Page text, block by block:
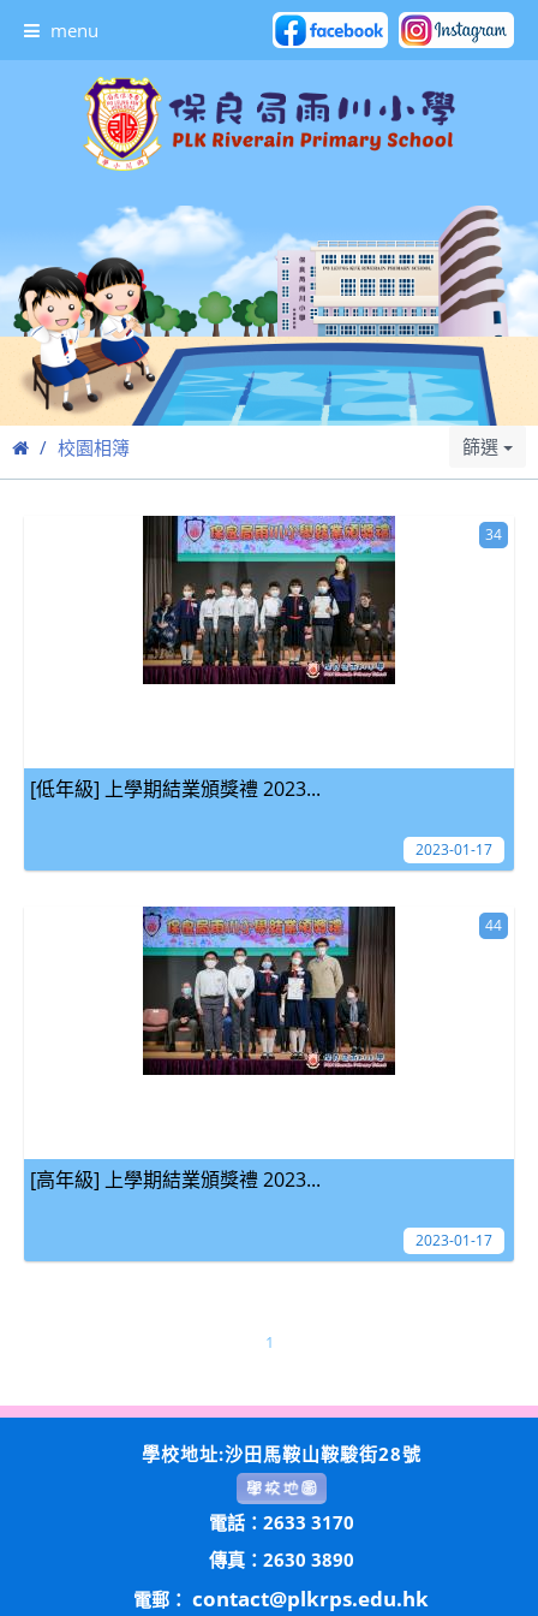
menu
校園相簿 篩選
[低年級] 上學期結業頒獎禮 2023...
34
2023-01-17
[高年級] 上學期結業頒獎禮 2023...
44
2023-01-17
1
學校地址:沙田馬鞍山鞍駿街28號
電話：2633 3170
傳真：2630 3890
電郵： contact@plkrps.edu.hk